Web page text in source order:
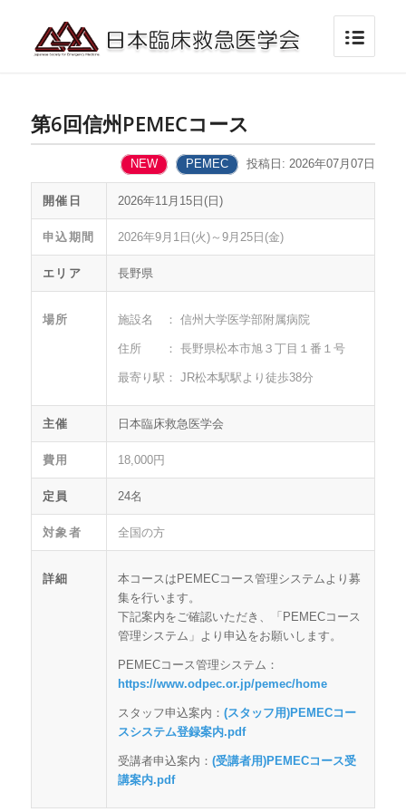
第6回信州PEMECコース
NEW PEMEC 投稿日: 2026年07月07日
開催日 2026年11月15日(日)
申込期間 2026年9月1日(火)～9月25日(金)
エリア 長野県
場所 施設名 ： 信州大学医学部附属病院
住所 ： 長野県松本市旭３丁目１番１号
最寄り駅： JR松本駅駅より徒歩38分
主催 日本臨床救急医学会
費用 18,000円
定員 24名
対象者 全国の方
詳細 本コースは PEMECコース管理システムより募
集を行います。
下記案内をご確認いただき、「 PEMECコース
管理システム」より申込をお願いします。
PEMECコース管理システム：
https://www.odpec.or.jp/pemec/home
スタッフ申込案内： (スタッフ用)PEMECコー
スシステム登録案内.pdf
受講者申込案内： (受講者用)PEMECコース受
講案内.pdf